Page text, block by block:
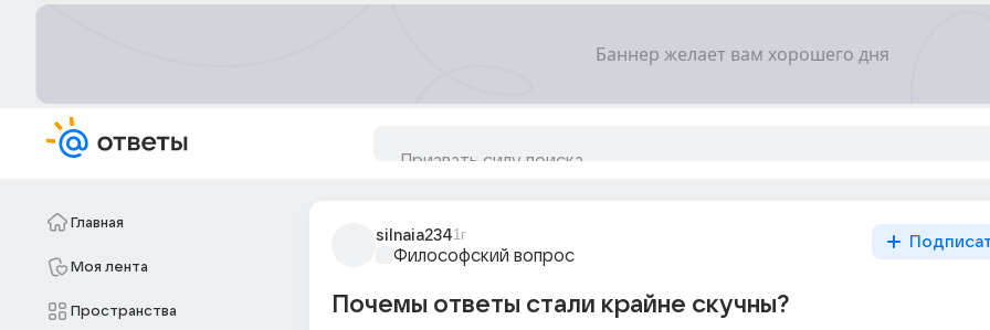
Главная
Моя лента
Пространства
silnaia2341г
Философский вопрос
Почемы ответы стали крайне скучны?